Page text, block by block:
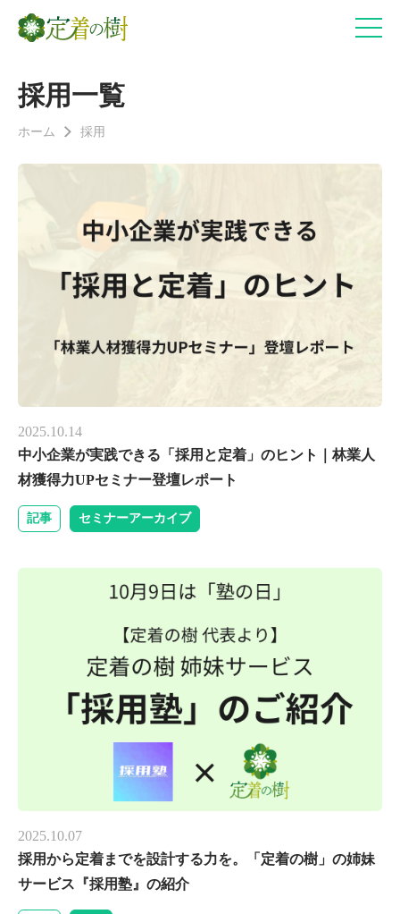
採用一覧
ホーム 採用
2025.10.14
中小企業が実践できる「採用と定着」のヒント｜林業人
材獲得力UPセミナー登壇レポート
記事 セミナーアーカイブ
2025.10.07
採用から定着までを設計する力を。「定着の樹」の姉妹
サービス『採用塾』の紹介